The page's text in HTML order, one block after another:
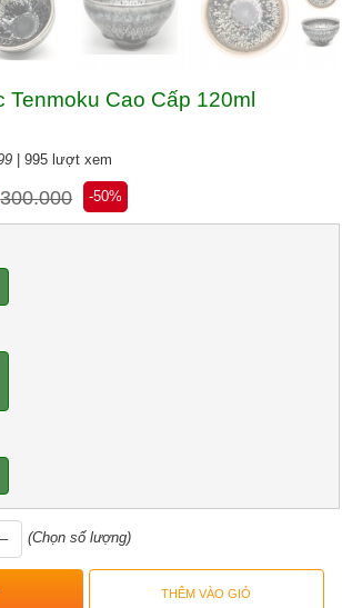
Tenmoku Cao Cấp 120ml
| 995 lượt xem
300.000 -50%
– (Chọn số lượng)